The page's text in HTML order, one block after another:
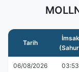
Tarih
İmsak
06/08/2026 03:53